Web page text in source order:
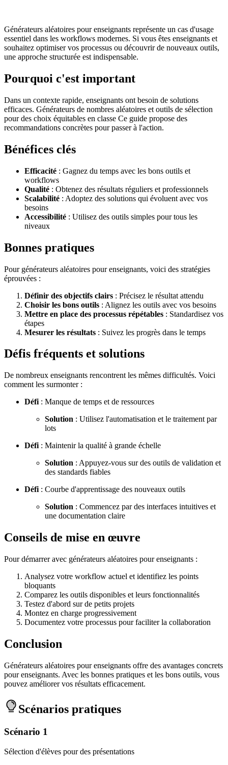
Générateurs aléatoires pour enseignants représente un cas d'usage
essentiel dans les workflows modernes. Si vous êtes enseignants et
souhaitez optimiser vos processus ou découvrir de nouveaux outils,
une approche structurée est indispensable.
Pourquoi c'est important
Dans un contexte rapide, enseignants ont besoin de solutions
efficaces. Générateurs de nombres aléatoires et outils de sélection
pour des choix équitables en classe Ce guide propose des
recommandations concrètes pour passer à l'action.
Bénéfices clés
Efficacité : Gagnez du temps avec les bons outils et
workflows
Qualité : Obtenez des résultats réguliers et professionnels
Scalabilité : Adoptez des solutions qui évoluent avec vos
besoins
Accessibilité : Utilisez des outils simples pour tous les
niveaux
Bonnes pratiques
Pour générateurs aléatoires pour enseignants, voici des stratégies
éprouvées :
Définir des objectifs clairs : Précisez le résultat attendu
Choisir les bons outils : Alignez les outils avec vos besoins
Mettre en place des processus répétables : Standardisez vos
étapes
Mesurer les résultats : Suivez les progrès dans le temps
Défis fréquents et solutions
De nombreux enseignants rencontrent les mêmes difficultés. Voici
comment les surmonter :
Défi : Manque de temps et de ressources
Solution : Utilisez l'automatisation et le traitement par
lots
Défi : Maintenir la qualité à grande échelle
Solution : Appuyez-vous sur des outils de validation et
des standards fiables
Défi : Courbe d'apprentissage des nouveaux outils
Solution : Commencez par des interfaces intuitives et
une documentation claire
Conseils de mise en œuvre
Pour démarrer avec générateurs aléatoires pour enseignants :
Analysez votre workflow actuel et identifiez les points
bloquants
Comparez les outils disponibles et leurs fonctionnalités
Testez d'abord sur de petits projets
Montez en charge progressivement
Documentez votre processus pour faciliter la collaboration
Conclusion
Générateurs aléatoires pour enseignants offre des avantages concrets
pour enseignants. Avec les bonnes pratiques et les bons outils, vous
pouvez améliorer vos résultats efficacement.
Scénarios pratiques
Scénario 1
Sélection d'élèves pour des présentations